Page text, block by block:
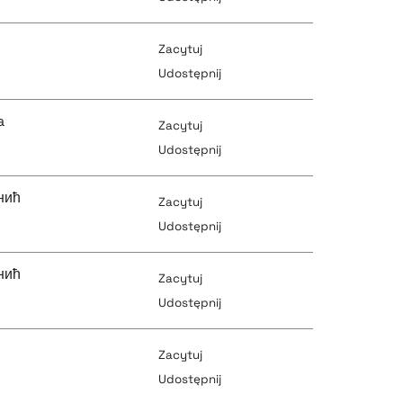
pobierz cytat
pobierz cytat
pobierz cytat
pobierz cytat
pobierz cytat
Zacytuj
Udostępnij
pobierz cytat
pobierz cytat
Zacytuj
Udostępnij
pobierz cytat
pobierz cytat
Zacytuj
Udostępnij
pobierz cytat
Zacytuj
Udostępnij
Zacytuj
Udostępnij